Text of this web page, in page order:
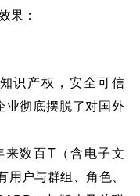
果：
识产权，安全可信
业彻底摆脱了对国外
数百T（含电子文
户与群组、角色、